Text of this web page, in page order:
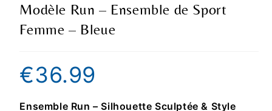
Modèle Run – Ensemble de Sport
Femme – Bleue
€36.99
Ensemble Run – Silhouette Sculptée & Style